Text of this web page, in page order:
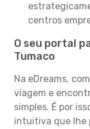
centros
O seu portal
Tumaco
Na eDreams,
viagem e
simples. É por
intuitiva que lhe